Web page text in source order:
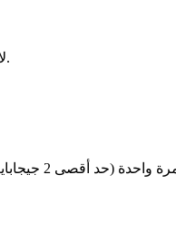
لا رفع ولا معالجة سحابية. كل شيء يبقى على جهازك.